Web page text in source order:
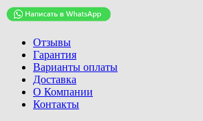
Отзывы
Гарантия
Варианты оплаты
Доставка
О Компании
Контакты